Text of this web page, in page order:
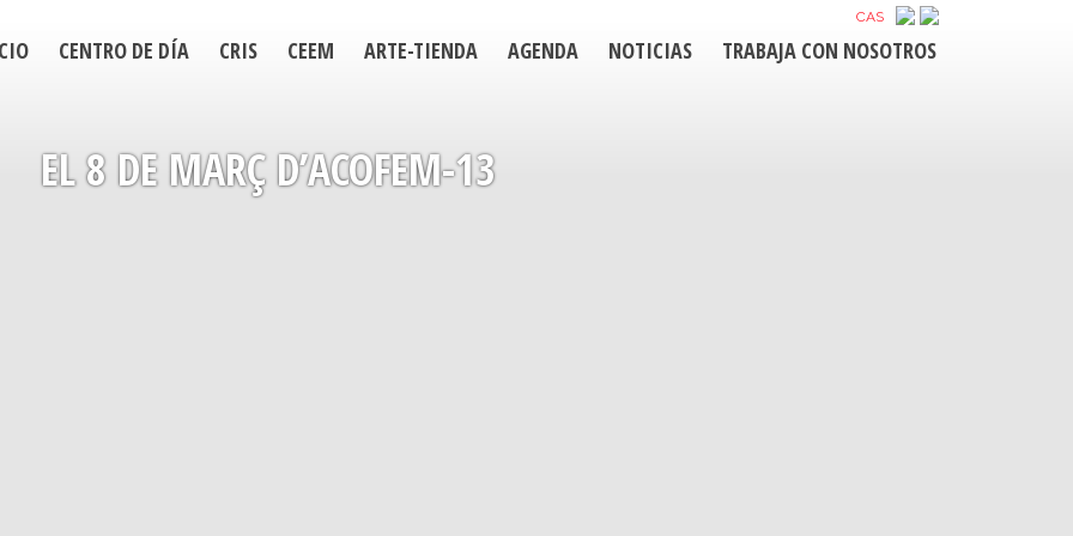
CAS
CENTRO DE DÍA CRIS CEEM ARTE-TIENDA AGENDA NOTICIAS TRABAJA CON NOSOTROS
EL 8 DE MARÇ D’ACOFEM-13